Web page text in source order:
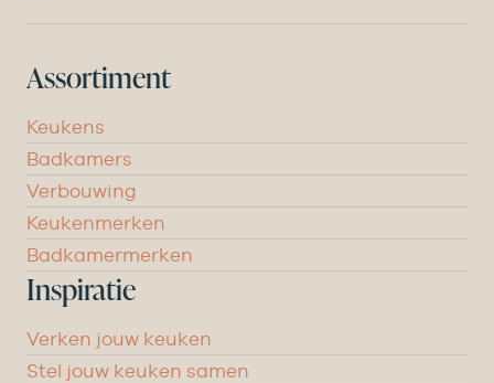
Assortiment
Keukens
Badkamers
Verbouwing
Keukenmerken
Badkamermerken
Inspiratie
Verken jouw keuken
Stel jouw keuken samen